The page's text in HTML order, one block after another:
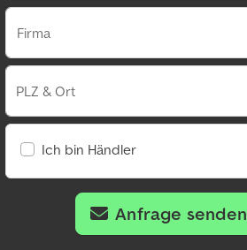
Firma
PLZ & Ort
Ich bin Händler
Anfrage senden